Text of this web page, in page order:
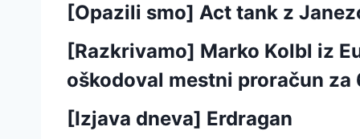
[Opazili smo] Act tank z
[Razkrivamo] Marko Kolbl iz
oškodoval mestni proračun
[Izjava dneva] Erdragan